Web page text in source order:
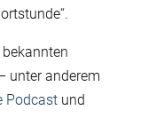
unter anderem
Podcastund